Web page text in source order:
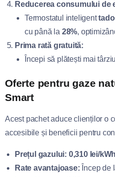
Reducerea consumului de
Termostatul inteligent
cu până la 28%,
Prima rată gratuită:
Începi să plătești mai
Oferte pentru gaze
Smart
Acest pachet aduce clienților o
accesibile și beneficii pentru
Prețul gazului: 0,310 lei/
Rate avantajoase: Încep de